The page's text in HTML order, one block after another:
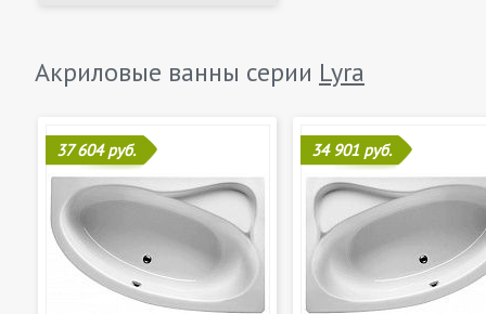
Акриловые ванны серии Lyra
37 604 руб. 34 901 руб.